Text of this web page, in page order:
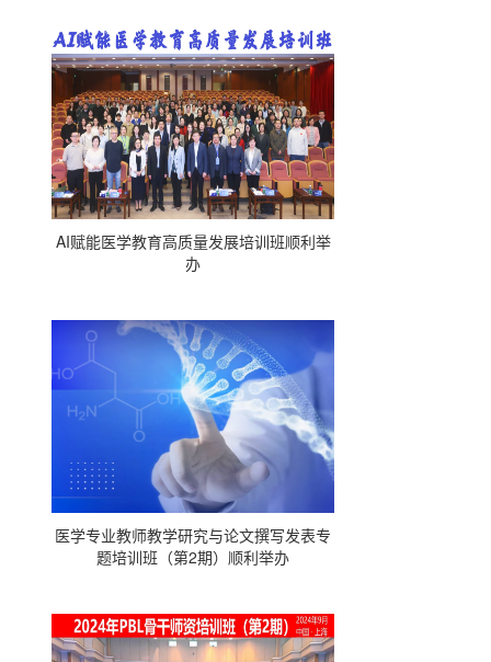
AI赋能医学教育高质量发展培训班顺利举
办
医学专业教师教学研究与论文撰写发表专
题培训班（第2期）顺利举办